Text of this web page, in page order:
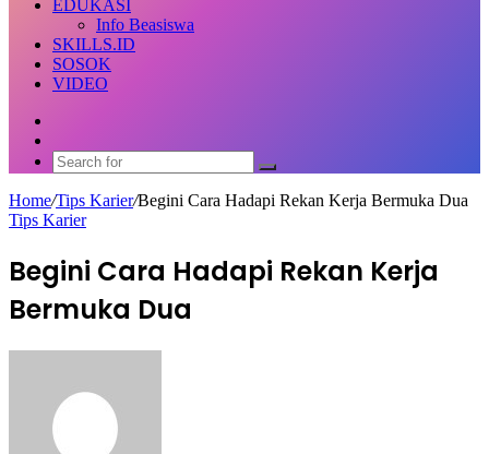
EDUKASI
Info Beasiswa
SKILLS.ID
SOSOK
VIDEO
skin
Search
for
Home/Tips Karier/Begini Cara Hadapi Rekan Kerja Bermuka Dua
Tips Karier
Begini Cara Hadapi Rekan Kerja
Bermuka Dua